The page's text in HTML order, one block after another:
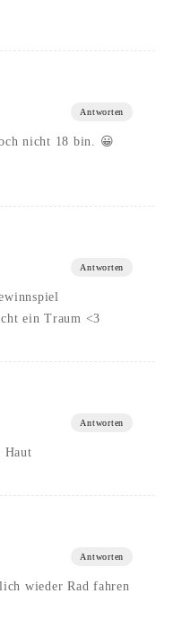
Antworten
nicht 18 bin. 😀
Antworten
ein Traum <3
Antworten
Haut
Antworten
wieder Rad fahren